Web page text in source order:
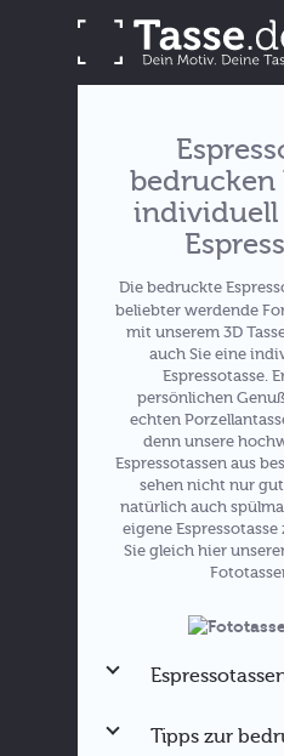
bedrucken
individuell
Die bedruckte
beliebter werdende
mit unserem 3D
auch Sie eine
Espressotasse.
persönlichen
echten
denn unsere
Espressotassen aus
sehen nicht nur
natürlich auch
eigene
Sie gleich hier
Tipps zur